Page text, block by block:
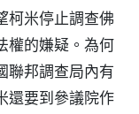
柯米停止調查佛
權的嫌疑。為何
聯邦調查局內有
還要到參議院作